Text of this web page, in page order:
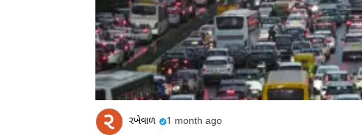
રખેવાળ 1 month ago